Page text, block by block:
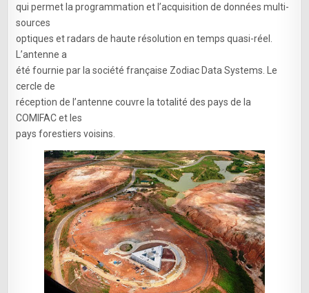
qui permet la programmation et l’acquisition de données multi-
sources
optiques et radars de haute résolution en temps quasi-réel.
L’antenne a
été fournie par la société française Zodiac Data Systems. Le
cercle de
réception de l’antenne couvre la totalité des pays de la
COMIFAC et les
pays forestiers voisins.